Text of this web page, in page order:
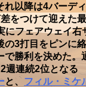
れ以降は4バーデ
をつけて迎えた
にフェアウェイ右
の3打目をピンに
で勝利を決めた。
週連続2位となる
と、 フィル・ミケ